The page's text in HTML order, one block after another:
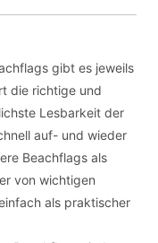
gibt es jeweils
die richtige und
Lesbarkeit der
auf- und wieder
Beachflags als
von wichtigen
als praktischer